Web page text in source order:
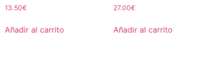
13.50€
Añadir al carrito
27.00€
Añadir al carrito